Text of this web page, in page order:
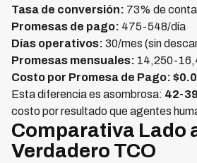
Tasa de conversión: 73% de
Promesas de pago: 475-548/día
Días operativos: 30/mes (sin
Promesas mensuales: 14,250-
Costo por Promesa de Pago:
Esta diferencia es asombrosa: 42-
costo por resultado que agentes
Comparativa Lado
Verdadero TCO